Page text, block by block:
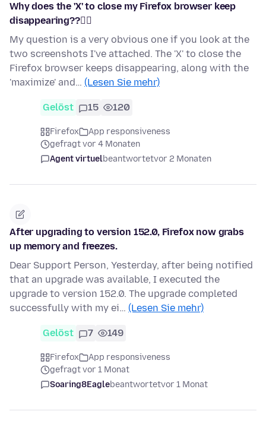
Why does the 'X' to close my Firefox browser keep
disappearing??🤷‍♀️
My question is a very obvious one if you look at the
two screenshots I've attached. The 'X' to close the
Firefox browser keeps disappearing, along with the
'maximize' and… (Lesen Sie mehr)
Gelöst 15 120
Firefox
App responsiveness
gefragt vor 4 Monaten
Agent virtuelbeantwortetvor 2 Monaten
After upgrading to version 152.0, Firefox now grabs
up memory and freezes.
Dear Support Person, Yesterday, after being notified
that an upgrade was available, I executed the
upgrade to version 152.0. The upgrade completed
successfully with my ei… (Lesen Sie mehr)
Gelöst 7 149
Firefox
App responsiveness
gefragt vor 1 Monat
Soaring8Eaglebeantwortetvor 1 Monat